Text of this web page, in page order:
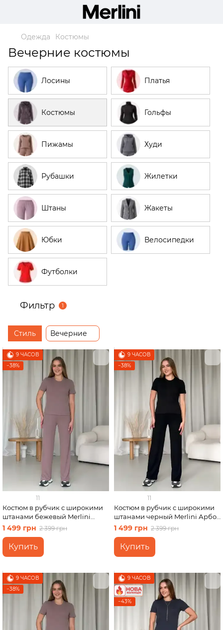
Одежда Костюмы
Вечерние костюмы
Лосины Платья
Костюмы Гольфы
Пижамы Худи
Рубашки Жилетки
Штаны Жакеты
Юбки Велосипедки
Футболки
Фильтр 1
Стиль Вечерние
9 ЧАСОВ
−38%
11
Костюм в рубчик с широкими
штанами бежевый Merlini
Арбо 100001482 размер S-M
1 499 грн 2 399 грн
Купить
9 ЧАСОВ
−38%
11
Костюм в рубчик с широкими
штанами черный Merlini Арбо
100001481 размер L-XL
1 499 грн 2 399 грн
Купить
9 ЧАСОВ
−38%
9 ЧАСОВ
−43%